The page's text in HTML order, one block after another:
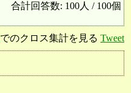
合計回答数: 100人 / 100個
でのクロス集計を見る Tweet